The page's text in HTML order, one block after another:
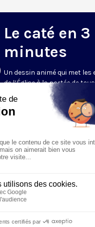
Le caté en 3
minutes
Un dessin animé qui met les
de l’Église à la portée de
ligne claire dans ces 72
par le père J.M. Schwartz
et l’association KathMedia.